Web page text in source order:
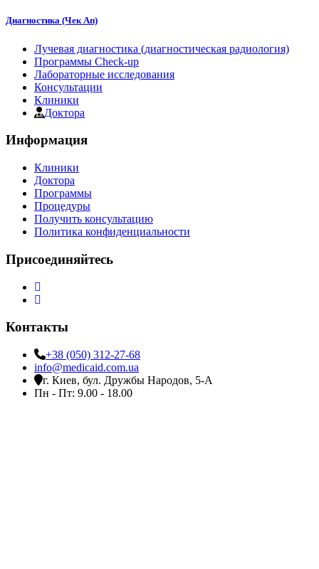
Диагностика (Чек Ап)
Лучевая диагностика (диагностическая радиология)
Программы Check-up
Лабораторные исследования
Консультации
Клиники
Доктора
Информация
Клиники
Доктора
Программы
Процедуры
Получить консультацию
Политика конфиденциальности
Присоединяйтесь
Контакты
+38 (050) 312-27-68
info@medicaid.com.ua
г. Киев, бул. Дружбы Народов, 5-А
Пн - Пт: 9.00 - 18.00